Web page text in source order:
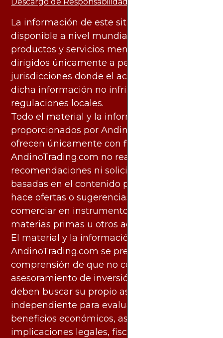
La información de este sitio web está
disponible a nivel mundial. Sin embargo, los
productos y servicios mencionados están
dirigidos únicamente a personas en
jurisdicciones donde el acceso y uso de
dicha información no infringe leyes o
regulaciones locales.
Todo el material y la información
proporcionados por AndinoTrading.com se
ofrecen únicamente con fines informativos.
AndinoTrading.com no realiza
recomendaciones ni solicita acciones
basadas en el contenido proporcionado, ni
hace ofertas o sugerencias para invertir o
comerciar en instrumentos financieros,
materias primas u otros activos.
El material y la información disponibles en
AndinoTrading.com se presentan con la
comprensión de que no constituyen
asesoramiento de inversión. Los usuarios
deben buscar su propio asesoramiento
independiente para evaluar los riesgos y
beneficios económicos, así como las
implicaciones legales, fiscales y contables